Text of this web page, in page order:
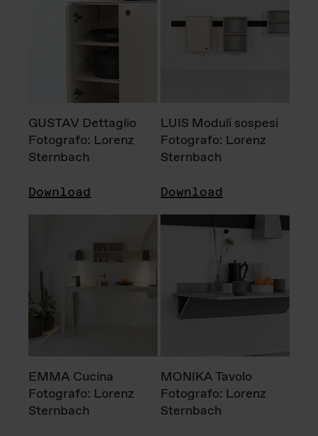
GUSTAV Dettaglio
Fotografo: Lorenz
Sternbach
Download
LUIS Moduli sospesi
Fotografo: Lorenz
Sternbach
Download
EMMA Cucina
Fotografo: Lorenz
Sternbach
MONIKA Tavolo
Fotografo: Lorenz
Sternbach